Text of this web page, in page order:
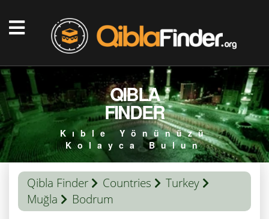
QIBLA
FINDER
Kıble Yönünüzü
Kolayca Bulun
Qibla Finder Countries
Turkey
Muğla
Bodrum